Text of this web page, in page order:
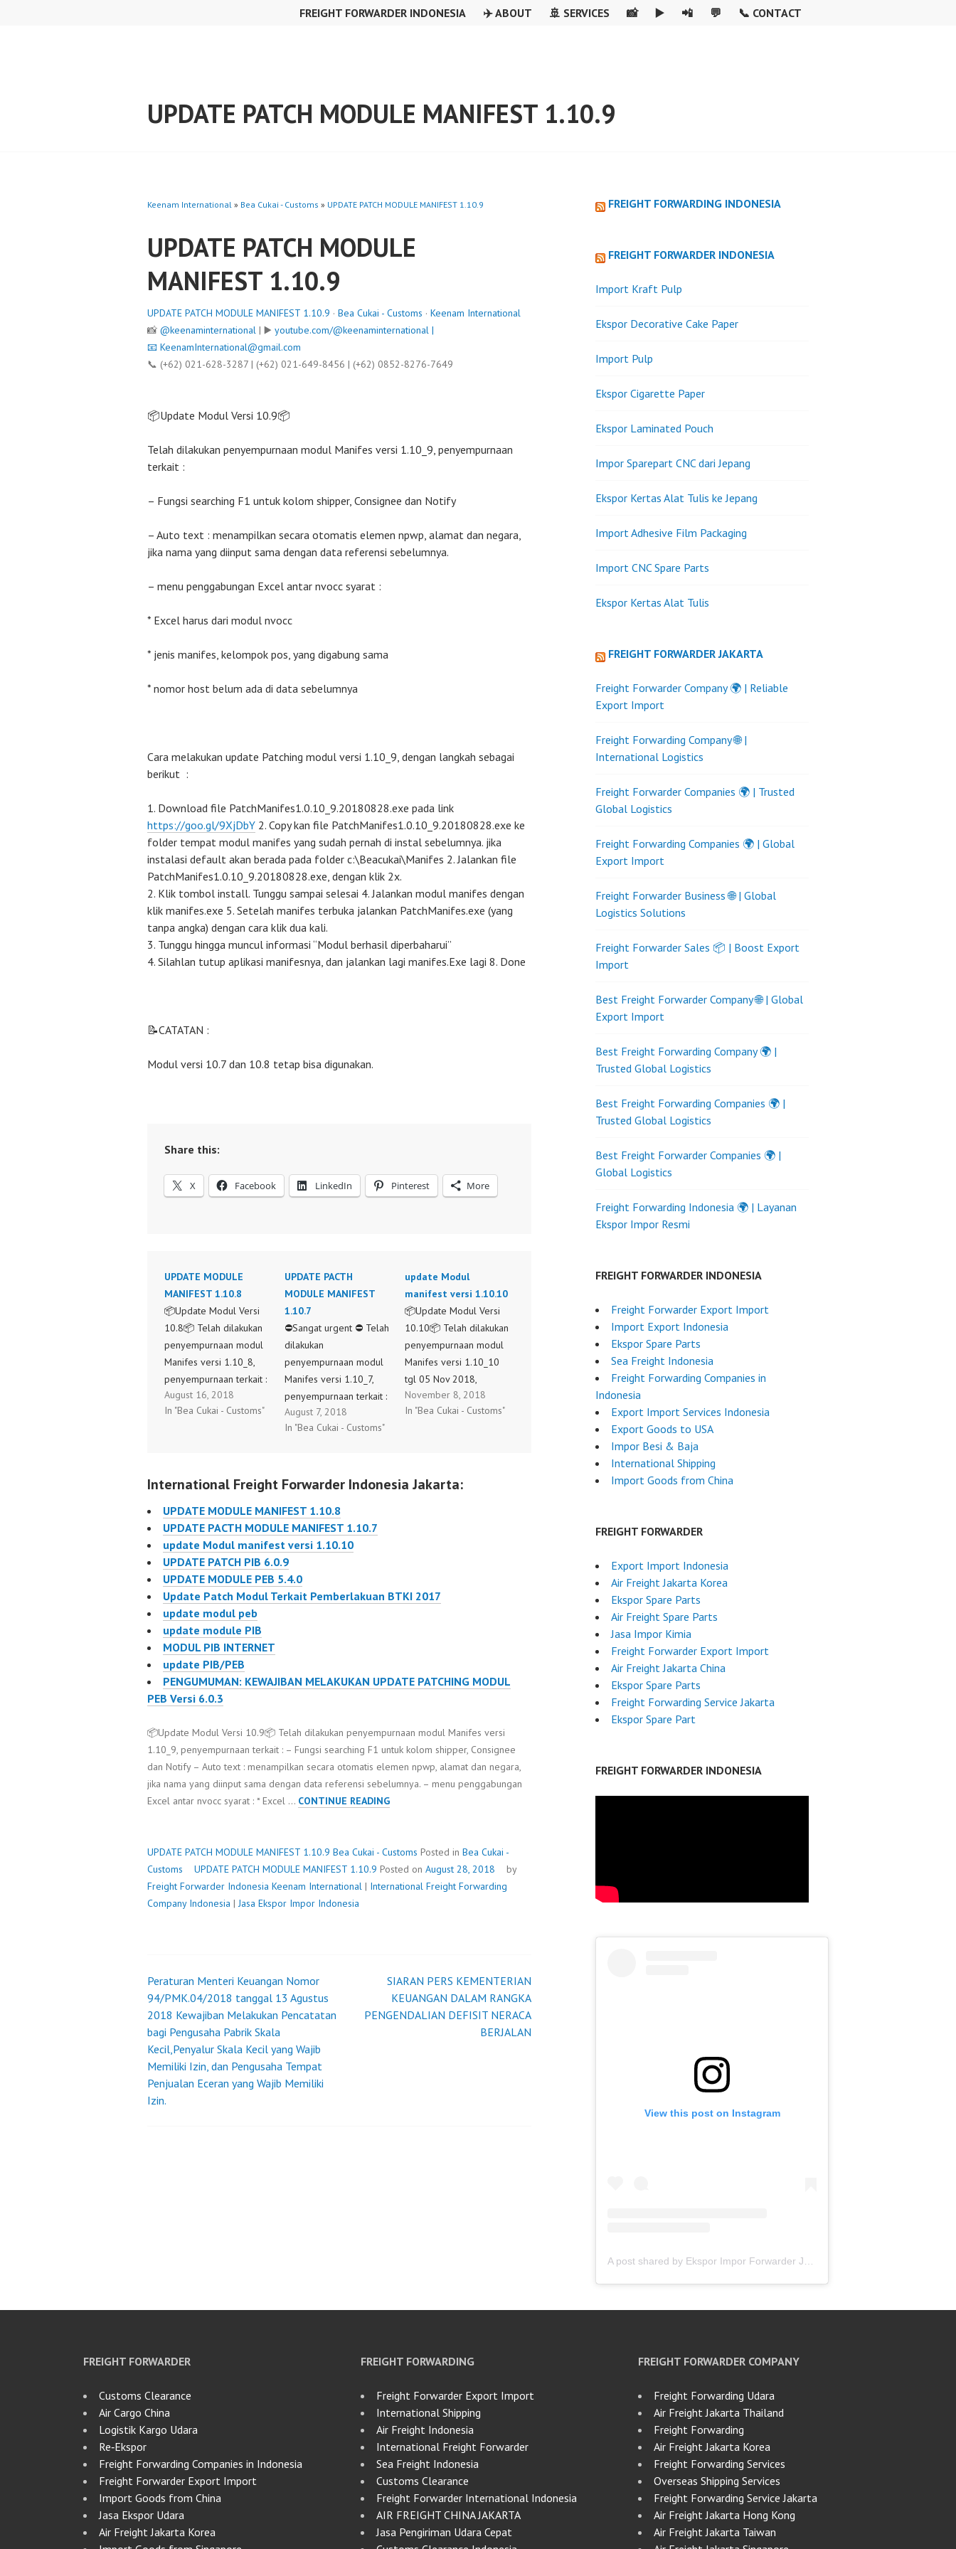
FREIGHT FORWARDER INDONESIA ✈️ ABOUT 🚢 SERVICES 📸 ▶️ 📲 💬 📞 CONTACT
UPDATE PATCH MODULE MANIFEST 1.10.9
Keenam International » Bea Cukai - Customs » UPDATE PATCH MODULE MANIFEST 1.10.9
UPDATE PATCH MODULE
MANIFEST 1.10.9
UPDATE PATCH MODULE MANIFEST 1.10.9 · Bea Cukai - Customs · Keenam International
📸 @keenaminternational | ▶️ youtube.com/@keenaminternational |
📧 KeenamInternational@gmail.com
📞 (+62) 021-628-3287 | (+62) 021-649-8456 | (+62) 0852-8276-7649
📦Update Modul Versi 10.9📦
Telah dilakukan penyempurnaan modul Manifes versi 1.10_9, penyempurnaan
terkait :
– Fungsi searching F1 untuk kolom shipper, Consignee dan Notify
– Auto text : menampilkan secara otomatis elemen npwp, alamat dan negara,
jika nama yang diinput sama dengan data referensi sebelumnya.
– menu penggabungan Excel antar nvocc syarat :
* Excel harus dari modul nvocc
* jenis manifes, kelompok pos, yang digabung sama
* nomor host belum ada di data sebelumnya
Cara melakukan update Patching modul versi 1.10_9, dengan langkah sebagai
berikut :
Download file PatchManifes1.0.10_9.20180828.exe pada link
https://goo.gl/9XjDbY 2. Copy kan file PatchManifes1.0.10_9.20180828.exe ke
folder tempat modul manifes yang sudah pernah di instal sebelumnya. jika
instalasi default akan berada pada folder c:\Beacukai\Manifes 2. Jalankan file
PatchManifes1.0.10_9.20180828.exe, dengan klik 2x.
Klik tombol install. Tunggu sampai selesai 4. Jalankan modul manifes dengan
klik manifes.exe 5. Setelah manifes terbuka jalankan PatchManifes.exe (yang
tanpa angka) dengan cara klik dua kali.
Tunggu hingga muncul informasi “Modul berhasil diperbaharui”
Silahlan tutup aplikasi manifesnya, dan jalankan lagi manifes.Exe lagi 8. Done
📝CATATAN :
Modul versi 10.7 dan 10.8 tetap bisa digunakan.
Share this:
X Facebook LinkedIn Pinterest More
UPDATE MODULE
MANIFEST 1.10.8
📦Update Modul Versi
10.8📦 Telah dilakukan
penyempurnaan modul
Manifes versi 1.10_8,
penyempurnaan terkait :
- Perbaikan cetakan
rksp/inward. - Master
yang tidak bisa di akses
Patching modul versi
1.10_8, dengan langkah
sebagai berikut …
August 16, 2018
In "Bea Cukai - Customs"
UPDATE PACTH
MODULE MANIFEST
1.10.7
⛔Sangat urgent ⛔ Telah
dilakukan
penyempurnaan modul
Manifes versi 1.10_7,
penyempurnaan terkait :
- NVOCC, bisa melakukan
rekon sendiri dengan
lampiran pdf. - jumlah
partial shipment -
penyempurnaan restore
melalui excel; -
penyempurnaan menu
pencarian. -
penyempurnaan redres
August 7, 2018
In "Bea Cukai - Customs"
update Modul
manifest versi 1.10.10
📦Update Modul Versi
10.10📦 Telah dilakukan
penyempurnaan modul
Manifes versi 1.10_10
tgl 05 Nov 2018,
penyempurnaan terkait :
- input tgl dokumen peb
penambahan respon
November 8, 2018
In "Bea Cukai - Customs"
International Freight Forwarder Indonesia Jakarta:
UPDATE MODULE MANIFEST 1.10.8
UPDATE PACTH MODULE MANIFEST 1.10.7
update Modul manifest versi 1.10.10
UPDATE PATCH PIB 6.0.9
UPDATE MODULE PEB 5.4.0
Update Patch Modul Terkait Pemberlakuan BTKI 2017
update modul peb
update module PIB
MODUL PIB INTERNET
update PIB/PEB
PENGUMUMAN: KEWAJIBAN MELAKUKAN UPDATE PATCHING MODUL
PEB Versi 6.0.3
📦Update Modul Versi 10.9📦 Telah dilakukan penyempurnaan modul Manifes versi
1.10_9, penyempurnaan terkait : – Fungsi searching F1 untuk kolom shipper, Consignee
dan Notify – Auto text : menampilkan secara otomatis elemen npwp, alamat dan negara,
jika nama yang diinput sama dengan data referensi sebelumnya. – menu penggabungan
Excel antar nvocc syarat : * Excel … CONTINUE READINGUPDATE
MANIFEST
1.10.9
UPDATE PATCH MODULE MANIFEST 1.10.9 Bea Cukai - Customs Posted in Bea Cukai -
Customs
UPDATE PATCH MODULE MANIFEST 1.10.9 Posted on August 28, 2018
by
Freight Forwarder Indonesia Keenam International | International Freight Forwarding
Company Indonesia |Jasa Ekspor Impor Indonesia
Post
navigation
Peraturan Menteri Keuangan Nomor
94/PMK.04/2018 tanggal 13 Agustus
2018 Kewajiban Melakukan Pencatatan
bagi Pengusaha Pabrik Skala
Kecil,Penyalur Skala Kecil yang Wajib
Memiliki Izin, dan Pengusaha Tempat
Penjualan Eceran yang Wajib Memiliki
Izin.
SIARAN PERS KEMENTERIAN
KEUANGAN DALAM RANGKA
PENGENDALIAN DEFISIT NERACA
BERJALAN
FREIGHT FORWARDING INDONESIA
FREIGHT FORWARDER INDONESIA
Import Kraft Pulp
Ekspor Decorative Cake Paper
Import Pulp
Ekspor Cigarette Paper
Ekspor Laminated Pouch
Impor Sparepart CNC dari Jepang
Ekspor Kertas Alat Tulis ke Jepang
Import Adhesive Film Packaging
Import CNC Spare Parts
Ekspor Kertas Alat Tulis
FREIGHT FORWARDER JAKARTA
Freight Forwarder Company 🌍 | Reliable
Export Import
Freight Forwarding Company 🌐 |
International Logistics
Freight Forwarder Companies 🌍 | Trusted
Global Logistics
Freight Forwarding Companies 🌍 | Global
Export Import
Freight Forwarder Business 🌐 | Global
Logistics Solutions
Freight Forwarder Sales 📦 | Boost Export
Import
Best Freight Forwarder Company 🌐 | Global
Export Import
Best Freight Forwarding Company 🌍 |
Trusted Global Logistics
Best Freight Forwarding Companies 🌍 |
Trusted Global Logistics
Best Freight Forwarder Companies 🌍 |
Global Logistics
Freight Forwarding Indonesia 🌍 | Layanan
Ekspor Impor Resmi
FREIGHT FORWARDER INDONESIA
Freight Forwarder Export Import
Import Export Indonesia
Ekspor Spare Parts
Sea Freight Indonesia
Freight Forwarding Companies in
Indonesia
Export Import Services Indonesia
Export Goods to USA
Impor Besi & Baja
International Shipping
Import Goods from China
FREIGHT FORWARDER
Export Import Indonesia
Air Freight Jakarta Korea
Ekspor Spare Parts
Air Freight Spare Parts
Jasa Impor Kimia
Freight Forwarder Export Import
Air Freight Jakarta China
Ekspor Spare Parts
Freight Forwarding Service Jakarta
Ekspor Spare Part
FREIGHT FORWARDER INDONESIA
View this post on Instagram
FREIGHT FORWARDER
Customs Clearance
Air Cargo China
Logistik Kargo Udara
Re‑Ekspor
Freight Forwarding Companies in Indonesia
Freight Forwarder Export Import
Import Goods from China
Jasa Ekspor Udara
Air Freight Jakarta Korea
FREIGHT FORWARDING
Freight Forwarder Export Import
International Shipping
Air Freight Indonesia
International Freight Forwarder
Sea Freight Indonesia
Customs Clearance
Freight Forwarder International Indonesia
AIR FREIGHT CHINA JAKARTA
Jasa Pengiriman Udara Cepat
FREIGHT FORWARDER COMPANY
Freight Forwarding Udara
Air Freight Jakarta Thailand
Freight Forwarding
Air Freight Jakarta Korea
Freight Forwarding Services
Overseas Shipping Services
Freight Forwarding Service Jakarta
Air Freight Jakarta Hong Kong
Air Freight Jakarta Taiwan